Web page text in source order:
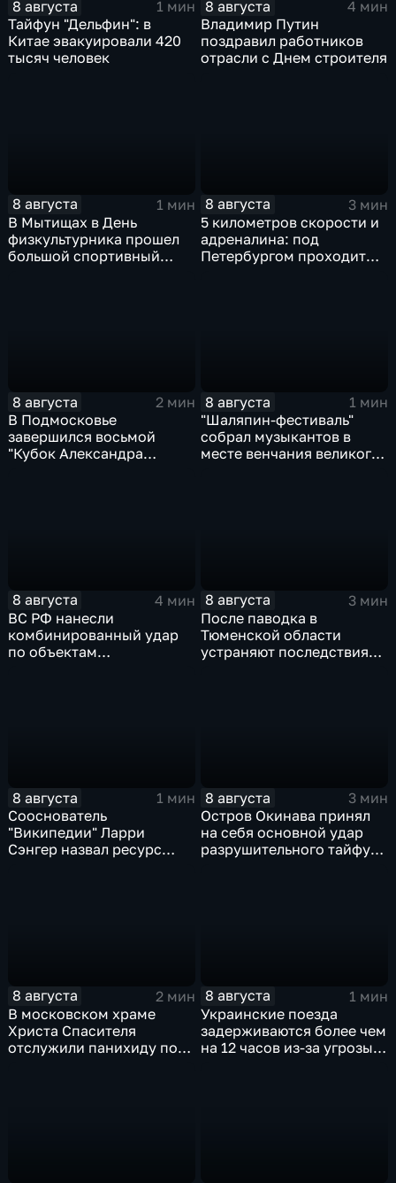
8 августа
1 мин
Тайфун "Дельфин": в
Китае эвакуировали 420
тысяч человек
8 августа
4 мин
Владимир Путин
поздравил работников
отрасли с Днем строителя
8 августа
1 мин
В Мытищах в День
физкультурника прошел
большой спортивный
8 августа
3 мин
5 километров скорости и
адреналина: под
Петербургом проходит
8 августа
2 мин
В Подмосковье
завершился восьмой
"Кубок Александра
8 августа
1 мин
"Шаляпин‑фестиваль"
собрал музыкантов в
месте венчания великого
8 августа
4 мин
ВС РФ нанесли
комбинированный удар
по объектам
8 августа
3 мин
После паводка в
Тюменской области
устраняют последствия
8 августа
1 мин
Сооснователь
"Википедии" Ларри
Сэнгер назвал ресурс
8 августа
3 мин
Остров Окинава принял
на себя основной удар
разрушительного тайфуна
8 августа
2 мин
В московском храме
Христа Спасителя
отслужили панихиду по
8 августа
1 мин
Украинские поезда
задерживаются более чем
на 12 часов из-за угрозы